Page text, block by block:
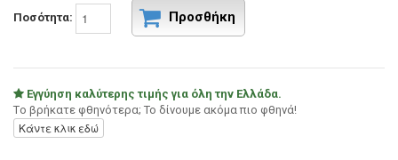
Ποσότητα: Προσθήκη
Εγγύηση καλύτερης τιμής για όλη την Ελλάδα.
Tο βρήκατε φθηνότερα; Το δίνουμε ακόμα πιο φθηνά!
Κάντε κλικ εδώ